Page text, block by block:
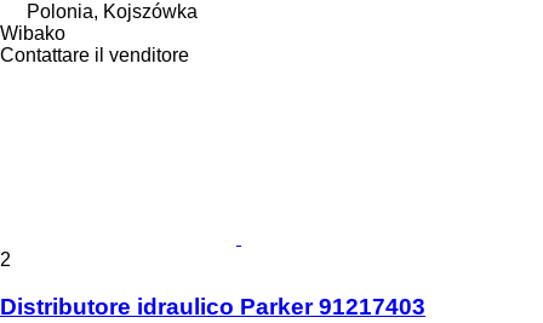
Polonia, Kojszówka
Wibako
Contattare il venditore
2
Distributore idraulico Parker 91217403